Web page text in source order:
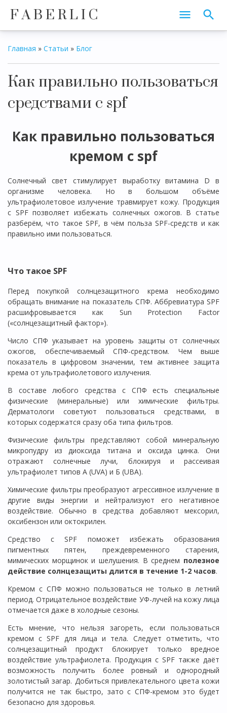
F A B E R L I C
Главная » Статьи » Блог
Как правильно пользоваться
средствами с spf
Как правильно пользоваться
кремом с spf
Солнечный свет стимулирует выработку витамина D в
организме человека. Но в большом объёме
ультрафиолетовое излучение травмирует кожу. Продукция
с SPF позволяет избежать солнечных ожогов. В статье
разберём, что такое SPF, в чём польза SPF-средств и как
правильно ими пользоваться.
Что такое SPF
Перед покупкой солнцезащитного крема необходимо
обращать внимание на показатель СПФ. Аббревиатура SPF
расшифровывается как Sun Protection Factor
(«солнцезащитный фактор»).
Число СПФ указывает на уровень защиты от солнечных
ожогов, обеспечиваемый СПФ-средством. Чем выше
показатель в цифровом значении, тем активнее защита
крема от ультрафиолетового излучения.
В составе любого средства с СПФ есть специальные
физические (минеральные) или химические фильтры.
Дерматологи советуют пользоваться средствами, в
которых содержатся сразу оба типа фильтров.
Физические фильтры представляют собой минеральную
микропудру из диоксида титана и оксида цинка. Они
отражают солнечные лучи, блокируя и рассеивая
ультрафиолет типов А (UVA) и Б (UBA).
Химические фильтры преобразуют агрессивное излучение в
другие виды энергии и нейтрализуют его негативное
воздействие. Обычно в средства добавляют мексорил,
оксибензон или октокрилен.
Средство с SPF поможет избежать образования
пигментных пятен, преждевременного старения,
мимических морщинок и шелушения. В среднем полезное
действие солнцезащиты длится в течение 1-2 часов.
Кремом с СПФ можно пользоваться не только в летний
период. Отрицательное воздействие УФ-лучей на кожу лица
отмечается даже в холодные сезоны.
Есть мнение, что нельзя загореть, если пользоваться
кремом с SPF для лица и тела. Следует отметить, что
солнцезащитный продукт блокирует только вредное
воздействие ультрафиолета. Продукция с SPF также даёт
возможность получить более ровный и однородный
золотистый загар. Добиться привлекательного цвета кожи
получится не так быстро, зато с СПФ-кремом это будет
безопасно для здоровья.